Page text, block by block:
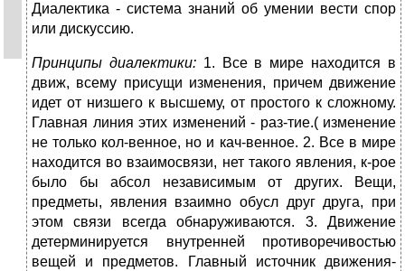
Диалектика - система знаний об умении вести спор
или дискуссию.
Принципы диалектики:1. Все в мире находится в
движ, всему присущи изменения, причем движение
идет от низшего к высшему, от простого к сложному.
Главная линия этих изменений - раз-тие.( изменение
не только кол-венное, но и кач-венное. 2. Все в мире
находится во взаимосвязи, нет такого явления, к-рое
было бы абсол независимым от других. Вещи,
предметы, явления взаимно обусл друг друга, при
этом связи всегда обнаруживаются. 3. Движение
детерминируется внутренней противоречивостью
вещей и предметов. Главный источник движения-